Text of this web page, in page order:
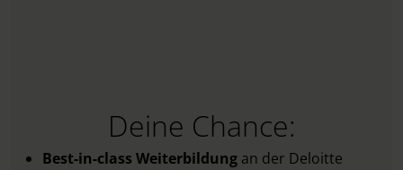
Deine Chance:
Best-in-class Weiterbildung an der Deloitte